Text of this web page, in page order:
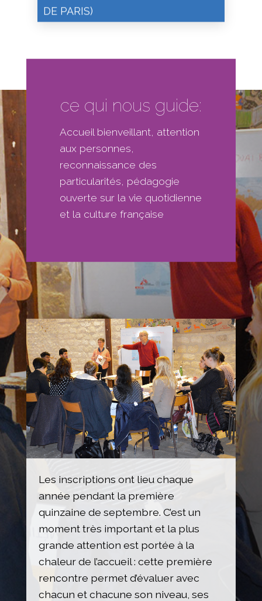
DE PARIS)
ce qui nous guide:
Accueil bienveillant, attention
aux personnes,
reconnaissance des
particularités, pédagogie
ouverte sur la vie quotidienne
et la culture française
Les inscriptions ont lieu chaque
année pendant la première
quinzaine de septembre. C’est un
moment très important et la plus
grande attention est portée à la
chaleur de l’accueil : cette première
rencontre permet d’évaluer avec
chacun et chacune son niveau, ses